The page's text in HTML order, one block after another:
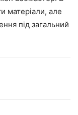
матеріали, але
під загальний